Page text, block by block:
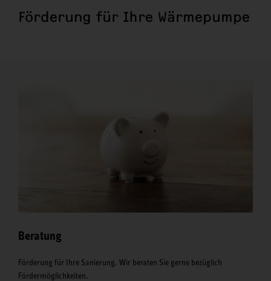
Förderung für Ihre Wärmepumpe
Beratung
Förderung für Ihre Sanierung. Wir beraten Sie gerne bezüglich
Fördermöglichkeiten.